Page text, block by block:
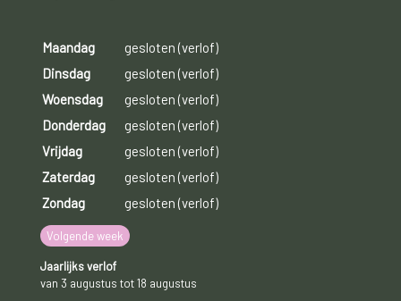
Maandag
gesloten (verlof)
Dinsdag
gesloten (verlof)
Woensdag
gesloten (verlof)
Donderdag
gesloten (verlof)
Vrijdag
gesloten (verlof)
Zaterdag
gesloten (verlof)
Zondag
gesloten (verlof)
Volgende week
Jaarlijks verlof
van 3 augustus tot 18 augustus